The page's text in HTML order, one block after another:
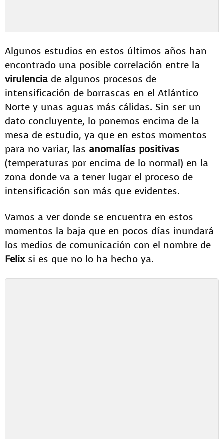
Algunos estudios en estos últimos años han
encontrado una posible correlación entre la
virulencia de algunos procesos de
intensificación de borrascas en el Atlántico
Norte y unas aguas más cálidas. Sin ser un
dato concluyente, lo ponemos encima de la
mesa de estudio, ya que en estos momentos
para no variar, las anomalías positivas
(temperaturas por encima de lo normal) en la
zona donde va a tener lugar el proceso de
intensificación son más que evidentes.
Vamos a ver donde se encuentra en estos
momentos la baja que en pocos días inundará
los medios de comunicación con el nombre de
Felixsi es que no lo ha hecho ya.